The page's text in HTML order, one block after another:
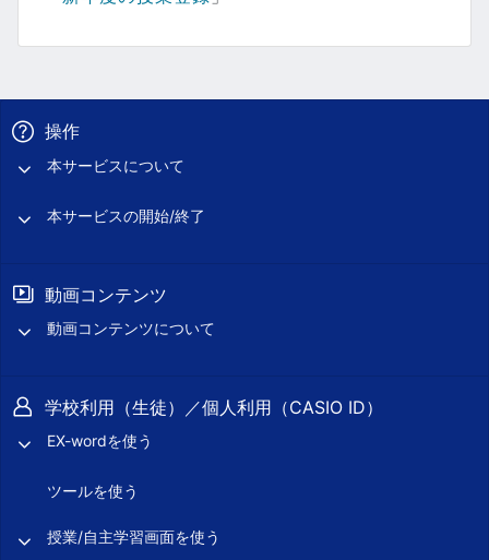
操作
本サービスについて
本サービスの開始/終了
動画コンテンツ
動画コンテンツについて
学校利用（生徒）／個人利用（CASIO ID）
EX-wordを使う
ツールを使う
授業/自主学習画面を使う